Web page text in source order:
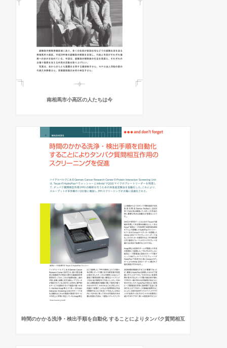
南相馬市小高区の人たちは今
時間のかかる洗浄・検出手順を自動化 することによりタンパク質間相互